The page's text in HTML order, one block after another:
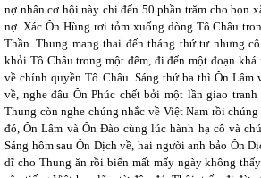
nợ nhân cơ hội này chi đến 50 phần trăm cho bọn
nợ. Xác Ôn Hùng rơi tỏm xuống dòng Tô Châu
Thần. Thung mang thai đến tháng thứ tư nhưng
khỏi Tô Châu trong một đêm, đi đến một đoạn khá
về chính quyền Tô Châu. Sáng thứ ba thì Ôn Lâm
về, nghe đâu Ôn Phúc chết bởi một lần giao
Thung còn nghe chúng nhắc về Việt Nam rồi
đó, Ôn Lâm và Ôn Đào cùng lúc hành hạ cô và
Sáng hôm sau Ôn Dịch về, hai người anh bảo Ôn
dĩ cho Thung ăn rồi biến mất mấy ngày không